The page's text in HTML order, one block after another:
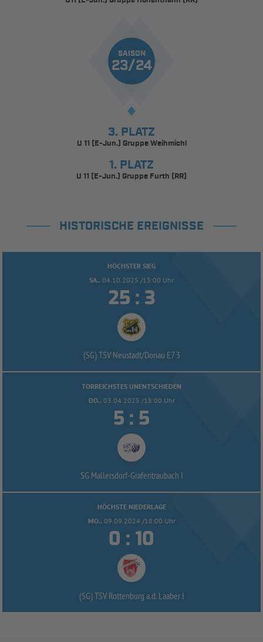
SAISON
23/24
3. PLATZ
U 11 (E-Jun.) Gruppe Weihmichl
1. PLATZ
U 11 (E-Jun.) Gruppe Furth (RR)
HISTORISCHE EREIGNISSE
HÖCHSTER SIEG
SA.. 04.10.2025 /13:00 Uhr
 : 
(SG) TSV Neustadt/Donau E7 3
TORREICHSTES UNENTSCHIEDEN
DO.. 03.04.2025 /18:00 Uhr
 : 
SG Mallersdorf-Grafentraubach I
HÖCHSTE NIEDERLAGE
MO.. 09.09.2024 /18:00 Uhr
 : 
(SG) TSV Rottenburg a.d. Laaber I